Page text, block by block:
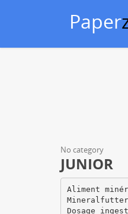
Paper
No category
JUNIOR
Aliment
Dosage